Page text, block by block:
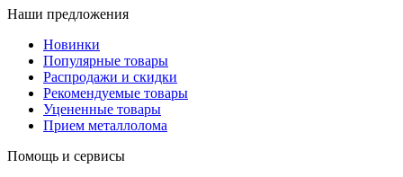
Наши предложения
Новинки
Популярные товары
Распродажи и скидки
Рекомендуемые товары
Уцененные товары
Прием металлолома
Помощь и сервисы